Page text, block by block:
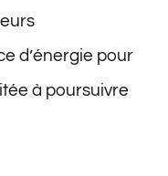
d’énergie pour
à poursuivre